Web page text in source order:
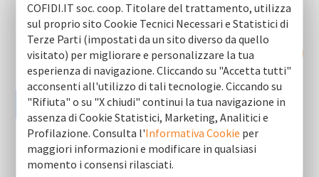
RICHIEDI INFORMAZIONI
COFIDI.IT soc. coop. Titolare del trattamento, utilizza
sul proprio sito Cookie Tecnici Necessari e Statistici di
Terze Parti (impostati da un sito diverso da quello
visitato) per migliorare e personalizzare la tua
esperienza di navigazione. Cliccando su "Accetta tutti"
acconsenti all'utilizzo di tali tecnologie. Ciccando su
"Rifiuta" o su "X chiudi" continui la tua navigazione in
assenza di Cookie Statistici, Marketing, Analitici e
Profilazione. Consulta l'Informativa Cookie per
maggiori informazioni e modificare in qualsiasi
momento i consensi rilasciati.